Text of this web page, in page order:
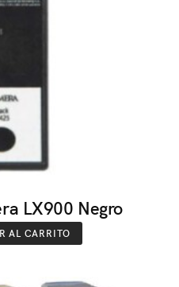
LX900 Negro
AL CARRITO